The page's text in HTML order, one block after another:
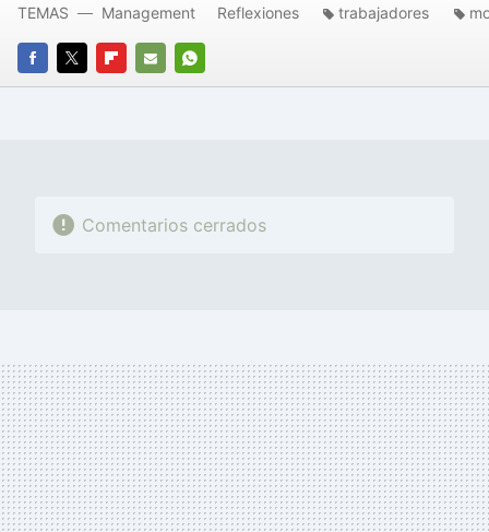
FACEBOOK
TWITTERFLIPBOARD
E-
WHATSAPP
TEMAS Management Reflexiones trabajadores
Comentarios cerrados